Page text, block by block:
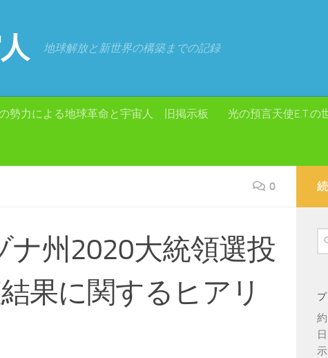
地球解放と新世界の構築までの記録
勢力による地球革命と宇宙人 旧掲示板 光の預言天使E.T.の
0
州2020大統領選投
果に関するヒアリ
検
索: